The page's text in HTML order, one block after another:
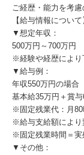
ご経歴・能力を考
【給与情報について
▼想定年収：
500万円～700万円
※経験や経歴により
▼給与例：
年収550万円の場合
基本給35万円＋賞
※固定残業代：月
※給与支給額により
※固定残業時間＝実
▼その他：